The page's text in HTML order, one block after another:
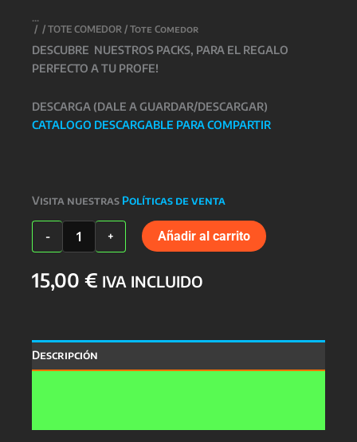
/ / TOTE COMEDOR / Tote Comedor
DESCUBRE NUESTROS PACKS, PARA EL REGALO
PERFECTO A TU PROFE!
DESCARGA (DALE A GUARDAR/DESCARGAR)
CATALOGO DESCARGABLE PARA COMPARTIR
Visita nuestras Políticas de venta
-
Tote
Comedor
+ Añadir al carrito
15,00 € IVA INCLUIDO
Descripción